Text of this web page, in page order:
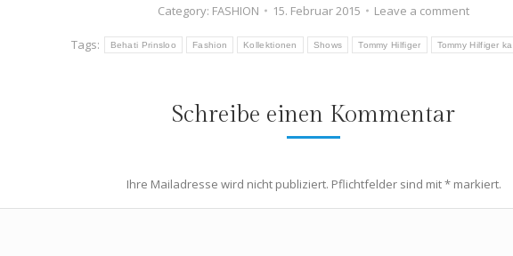
Category: FASHION 15. Februar 2015 Leave a comment
Tags: Behati Prinsloo Fashion Kollektionen Shows Tommy Hilfiger Tommy Hilfiger
Schreibe einen Kommentar
Ihre Mailadresse wird nicht publiziert. Pflichtfelder sind mit*markiert.